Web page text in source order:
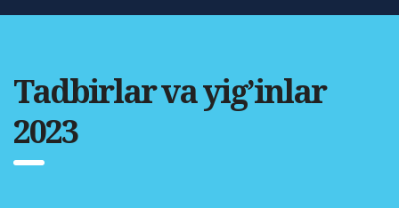
Tadbirlar va yig’inlar
2023